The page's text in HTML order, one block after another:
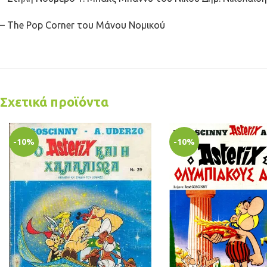
– The Pop Corner του Μάνου Νομικού
Σχετικά προϊόντα
-10% -10%